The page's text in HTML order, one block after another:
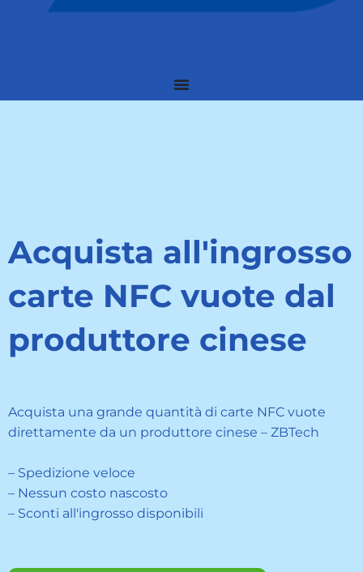
Acquista all'ingrosso
carte NFC vuote dal
produttore cinese
Acquista una grande quantità di carte NFC vuote
direttamente da un produttore cinese – ZBTech
– Spedizione veloce
– Nessun costo nascosto
– Sconti all'ingrosso disponibili